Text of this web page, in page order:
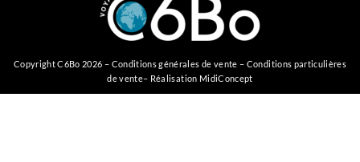
Copyright C6Bo 2026 – Conditions générales de vente – Conditions particulières
de vente– Réalisation MidiConcept